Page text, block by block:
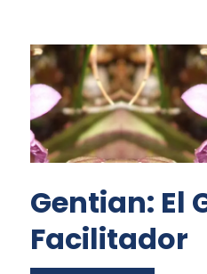
Gentian: El
Facilitador